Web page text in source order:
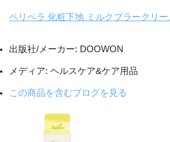
ペリペラ 化粧下地 ミルクブラークリ
出版社/メーカー: DOOWON
メディア: ヘルスケア&ケア用品
この商品を含むブログを見る